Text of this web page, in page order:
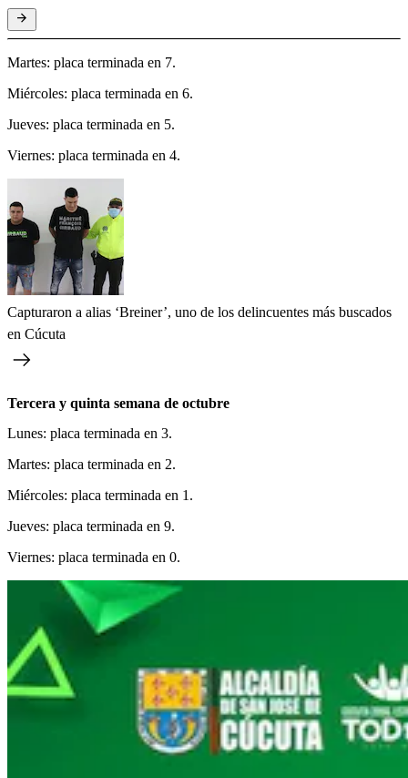
Martes: placa terminada en 7.
Miércoles: placa terminada en 6.
Jueves: placa terminada en 5.
Viernes: placa terminada en 4.
Capturaron a alias ‘Breiner’, uno de los delincuentes más buscados
en Cúcuta
Tercera y quinta semana de octubre
Lunes: placa terminada en 3.
Martes: placa terminada en 2.
Miércoles: placa terminada en 1.
Jueves: placa terminada en 9.
Viernes: placa terminada en 0.